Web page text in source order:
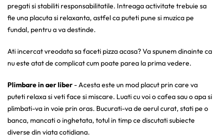
pregati si stabiliti responsabilitatile. Intreaga activitate trebuie sa
fie una placuta si relaxanta, astfel ca puteti pune si muzica pe
fundal, pentru a va destinde.
Ati incercat vreodata sa faceti pizza acasa? Va spunem dinainte ca
nu este atat de complicat cum poate parea la prima vedere.
Plimbare in aer liber - Acesta este un mod placut prin care va
puteti relaxa si veti face si miscare. Luati cu voi o cafea sau o apa si
plimbati-va in voie prin oras. Bucurati-va de aerul curat, stati pe o
banca, mancati o inghetata, totul in timp ce discutati subiecte
diverse din viata cotidiana.